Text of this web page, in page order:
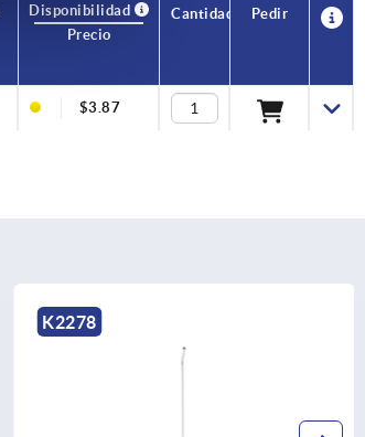
Disponibilidad
Precio
Cantidad Pedir
$3.87
K2274